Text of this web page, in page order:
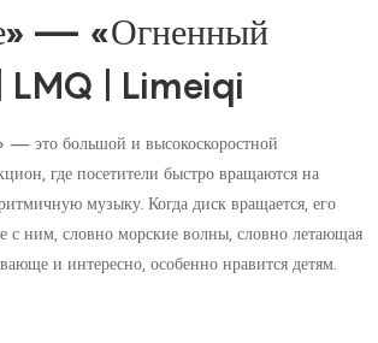
— «Огненный
LMQ | Limeiqi
это большой и высокоскоростной
где посетители быстро вращаются на
музыку. Когда диск вращается, его
с ним, словно морские волны, словно летающая
и интересно, особенно нравится детям.